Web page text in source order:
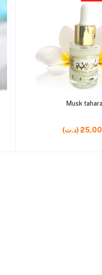
Ajouter au
Musk tahara
25,000